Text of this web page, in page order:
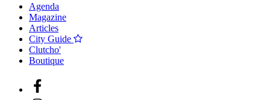
Agenda
Magazine
Articles
City Guide
Clutcho'
Boutique